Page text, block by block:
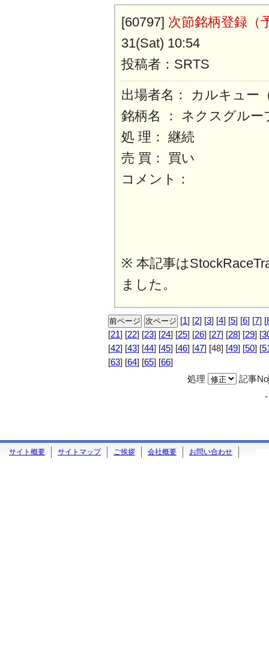
[60797] 次節銘柄登録（
31(Sat) 10:54
投稿者：SRTS
出場者名： カルキュー
銘柄名 ： ネクスグルー
処 理： 継続
売 買： 買い
コメント：
※ 本記事は
ました。
[1] [2] [3] [4] [5] [6] [7] [
[21] [22] [23] [24] [25] [26] [27] [28] [29] [
[42] [43] [44] [45] [46] [47] [48] [49] [50] [
[63] [64] [65] [66]
処理
記事No
サイト概要 サイトマップ ご挨拶 会社概要 お問い合わせ